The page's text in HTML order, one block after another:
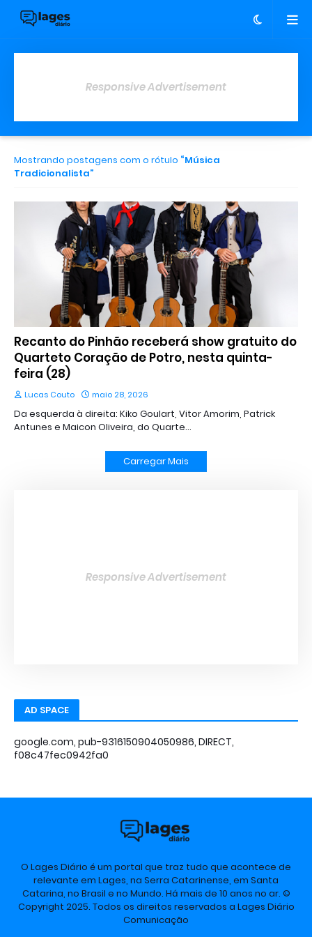
Responsive Advertisement
Mostrando postagens com o rótulo Música
Tradicionalista
Recanto do Pinhão receberá show gratuito do
Quarteto Coração de Potro, nesta quinta-
feira (28)
Lucas Couto maio 28, 2026
Da esquerda à direita: Kiko Goulart, Vitor Amorim, Patrick
Antunes e Maicon Oliveira, do Quarte…
Carregar Mais
Responsive Advertisement
AD SPACE
google.com, pub-9316150904050986, DIRECT,
f08c47fec0942fa0
O Lages Diário é um portal que traz tudo que acontece de
relevante em Lages, na Serra Catarinense, em Santa
Catarina, no Brasil e no Mundo. Há mais de 10 anos no ar. ©
Copyright 2025. Todos os direitos reservados a Lages Diário
Comunicação